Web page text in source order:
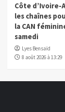
Côte d’Ivoire-
les chaînes
la CAN
samedi
Lyes Bensaïd
8 août 2026 à 13:29